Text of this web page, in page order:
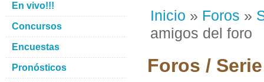
Inicio » Foros »
amigos del foro
Foros /
En vivo!!!
Concursos
Encuestas
Pronósticos